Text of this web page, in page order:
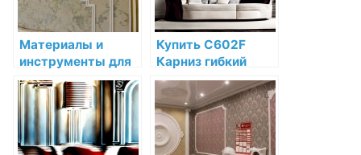
Материалы и
инструменты для
установки
декоративной
лепнины: полное
руководство
Купить C602F
Карниз гибкий
Orac Decor
Полиуретан по
низкой цене в
интернет-
магазине